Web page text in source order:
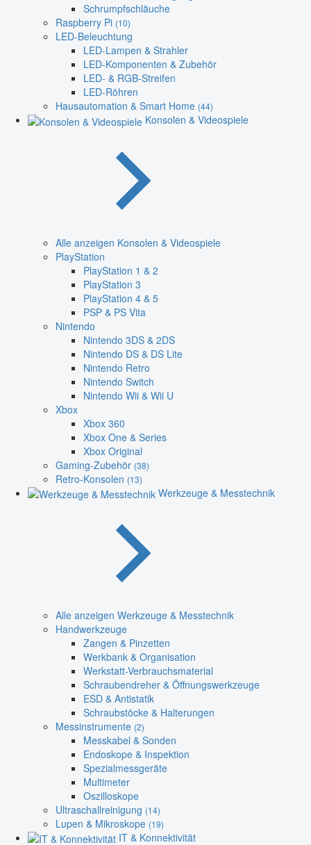
Schrumpfschläuche
Raspberry Pi (10)
LED-Beleuchtung
LED-Lampen & Strahler
LED-Komponenten & Zubehör
LED- & RGB-Streifen
LED-Röhren
Hausautomation & Smart Home (44)
Konsolen & Videospiele
Alle anzeigen Konsolen & Videospiele
PlayStation
PlayStation 1 & 2
PlayStation 3
PlayStation 4 & 5
PSP & PS Vita
Nintendo
Nintendo 3DS & 2DS
Nintendo DS & DS Lite
Nintendo Retro
Nintendo Switch
Nintendo Wii & Wii U
Xbox
Xbox 360
Xbox One & Series
Xbox Original
Gaming-Zubehör (38)
Retro-Konsolen (13)
Werkzeuge & Messtechnik
Alle anzeigen Werkzeuge & Messtechnik
Handwerkzeuge
Zangen & Pinzetten
Werkbank & Organisation
Werkstatt-Verbrauchsmaterial
Schraubendreher & Öffnungswerkzeuge
ESD & Antistatik
Schraubstöcke & Halterungen
Messinstrumente (2)
Messkabel & Sonden
Endoskope & Inspektion
Spezialmessgeräte
Multimeter
Oszilloskope
Ultraschallreinigung (14)
Lupen & Mikroskope (19)
IT & Konnektivität